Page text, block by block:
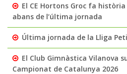
El CE Hortons Groc fa
abans de l’última jornada
Última jornada de la Lliga
El Club Gimnàstica Vilanova
Campionat de Catalunya 2026